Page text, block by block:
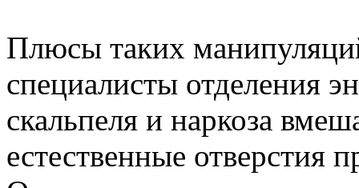
Плюсы таких
специалисты отделения
скальпеля и наркоза
естественные отверстия